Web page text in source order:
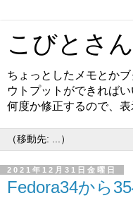
こびとさ
ちょっとしたメモとか
ウトプットができれば
何度か修正するので、表
2021年12月31日金曜日
Fedora34から